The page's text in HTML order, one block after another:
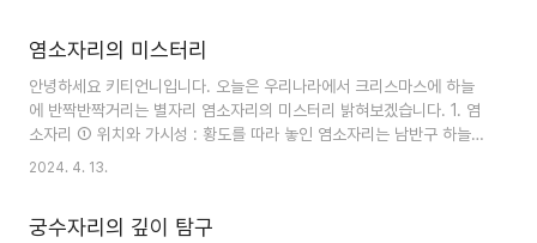
흐름을 나타냅니다. 고대 신화에서, 물병자리는 올림푸스 산에서 불사
신들에게 꿀을 대접했던 신들의 컵받침인 가니메데와 연관되어 있습니
다. 깨달음의 전달자로서의 물병자리의 역할은 진보와 사회 변화에 대
한 물병자리의 헌신을 반영합니다. 2. 물병자리를 가진 사람들의 특성
염소자리의 미스터리
안녕하세요 키티언니입니다. 오늘은 우리나라에서 크리스마스에 하늘
에 반짝반짝거리는 별자리 염소자리의 미스터리 밝혀보겠습니다. 1. 염
소자리 ① 위치와 가시성 : 황도를 따라 놓인 염소자리는 남반구 하늘
을 장식합니다. 북반구의 여름 동안 가장 잘 감상되며, 적도 이남에서는
모양으로, 알파 염소자리(알게디), 베타 염소자리(다비), 델타 염소자리
2024. 4. 13.
궁수자리의 깊이 탐구